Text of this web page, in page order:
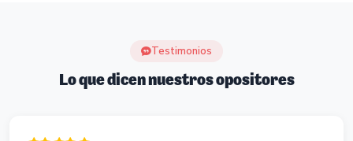
Testimonios
Lo que dicen nuestros opositores